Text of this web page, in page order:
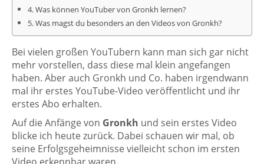
Was können YouTuber von Gronkh lernen?
Was magst du besonders an den Videos von Gronkh?
Bei vielen großen YouTubern kann man sich gar nicht
mehr vorstellen, dass diese mal klein angefangen
haben. Aber auch Gronkh und Co. haben irgendwann
mal ihr erstes YouTube-Video veröffentlicht und ihr
erstes Abo erhalten.
Auf die Anfänge von Gronkh und sein erstes Video
blicke ich heute zurück. Dabei schauen wir mal, ob
seine Erfolgsgeheimnisse vielleicht schon im ersten